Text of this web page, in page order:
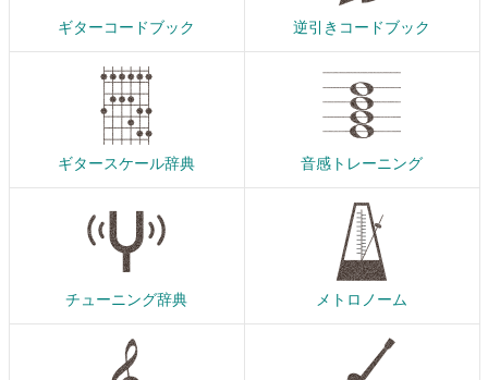
ギターコードブック 逆引きコードブック
ギタースケール辞典 音感トレーニング
チューニング辞典 メトロノーム